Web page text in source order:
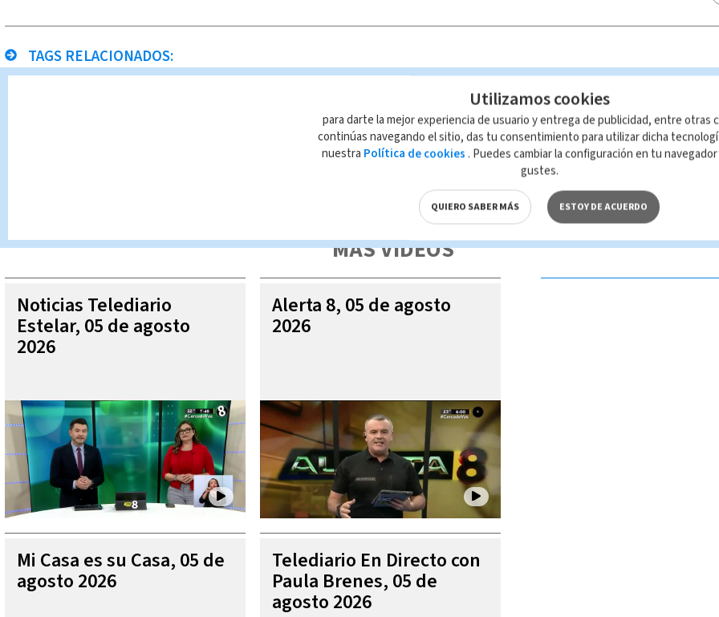
TAGS RELACIONADOS:
Queda prohibida la reproducción total o parcial del contenido de esta página, mismo que es propiedad de TELEDIARIO; su
autorizada constituye una infracción y un delito de conformidad con las leyes aplicables.
MÁS VIDEOS
Noticias Telediario
Estelar, 05 de agosto
2026
Alerta 8, 05 de agosto
2026
Mi Casa es su Casa, 05 de
agosto 2026
Telediario En Directo con
Paula Brenes, 05 de
agosto 2026
Utilizamos cookies
para darte la mejor experiencia de usuario y entrega de publicidad, entre otras
continúas navegando el sitio, das tu consentimiento para utilizar dicha
nuestra Política de cookies . Puedes cambiar la configuración en tu
gustes.
QUIERO SABER MÁS ESTOY DE ACUERDO